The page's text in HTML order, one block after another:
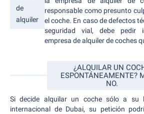
de
alquiler
responsable como presunto
el coche. En caso de defectos
seguridad vial, debe pedir
empresa de alquiler de coches
¿ALQUILAR UN
ESPONTÁNEAMENTE?
NO.
Si decide alquilar un coche sólo a su
internacional de Dubai, su petición